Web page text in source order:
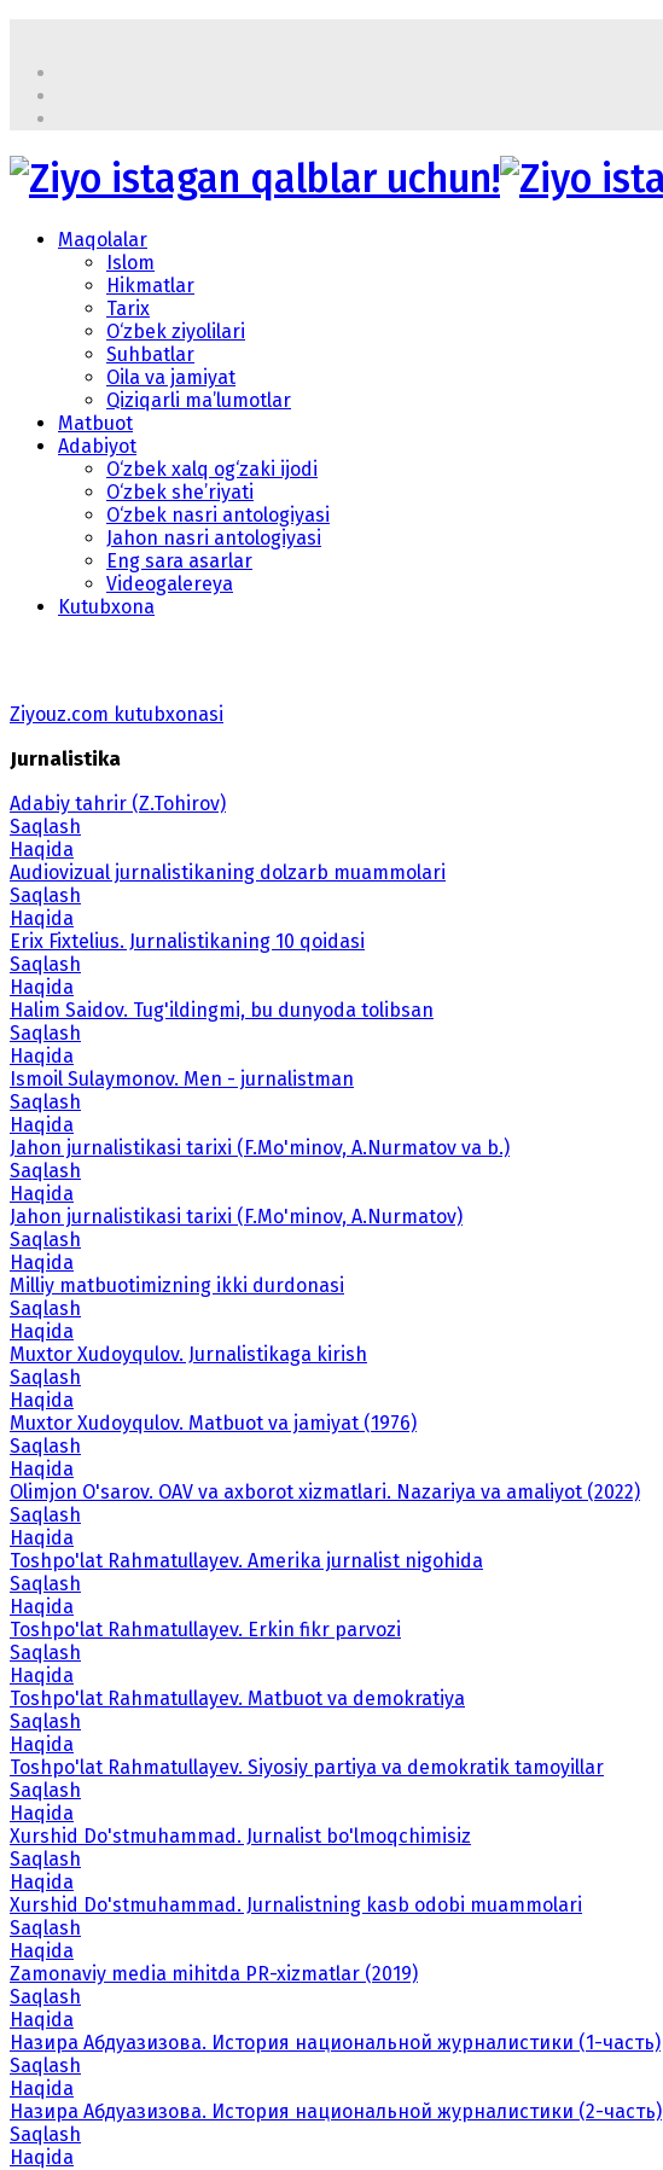
Maqolalar
Islom
Hikmatlar
Tarix
O‘zbek ziyolilari
Suhbatlar
Oila va jamiyat
Qiziqarli ma’lumotlar
Matbuot
Adabiyot
O‘zbek xalq og‘zaki ijodi
O‘zbek she’riyati
O‘zbek nasri antologiyasi
Jahon nasri antologiyasi
Eng sara asarlar
Videogalereya
Kutubxona
Ziyouz.com kutubxonasi
Jurnalistika
Adabiy tahrir (Z.Tohirov)
Saqlash
Haqida
Audiovizual jurnalistikaning dolzarb muammolari
Saqlash
Haqida
Erix Fixtelius. Jurnalistikaning 10 qoidasi
Saqlash
Haqida
Halim Saidov. Tug'ildingmi, bu dunyoda tolibsan
Saqlash
Haqida
Ismoil Sulaymonov. Men - jurnalistman
Saqlash
Haqida
Jahon jurnalistikasi tarixi (F.Mo'minov, A.Nurmatov va b.)
Saqlash
Haqida
Jahon jurnalistikasi tarixi (F.Mo'minov, A.Nurmatov)
Saqlash
Haqida
Milliy matbuotimizning ikki durdonasi
Saqlash
Haqida
Muxtor Xudoyqulov. Jurnalistikaga kirish
Saqlash
Haqida
Muxtor Xudoyqulov. Matbuot va jamiyat (1976)
Saqlash
Haqida
Olimjon O'sarov. OAV va axborot xizmatlari. Nazariya va amaliyot (2022)
Saqlash
Haqida
Toshpo'lat Rahmatullayev. Amerika jurnalist nigohida
Saqlash
Haqida
Toshpo'lat Rahmatullayev. Erkin fikr parvozi
Saqlash
Haqida
Toshpo'lat Rahmatullayev. Matbuot va demokratiya
Saqlash
Haqida
Toshpo'lat Rahmatullayev. Siyosiy partiya va demokratik tamoyillar
Saqlash
Haqida
Xurshid Do'stmuhammad. Jurnalist bo'lmoqchimisiz
Saqlash
Haqida
Xurshid Do'stmuhammad. Jurnalistning kasb odobi muammolari
Saqlash
Haqida
Zamonaviy media mihitda PR-xizmatlar (2019)
Saqlash
Haqida
Назира Абдуазизова. История национальной журналистики (1-часть)
Saqlash
Haqida
Назира Абдуазизова. История национальной журналистики (2-часть)
Saqlash
Haqida